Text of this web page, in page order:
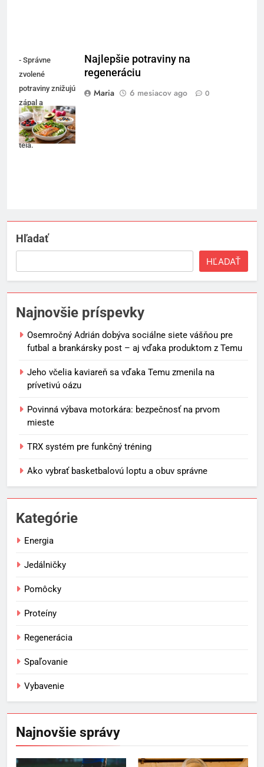
- Správne
zvolené
potraviny znižujú
zápal a
podporujú
regeneráciu
tela.
Najlepšie potraviny na
regeneráciu
Maria
6 mesiacov ago 0
Hľadať
HĽADAŤ
Najnovšie príspevky
Osemročný Adrián dobýva sociálne siete vášňou pre
futbal a brankársky post – aj vďaka produktom z Temu
Jeho včelia kaviareň sa vďaka Temu zmenila na
prívetivú oázu
Povinná výbava motorkára: bezpečnosť na prvom
mieste
TRX systém pre funkčný tréning
Ako vybrať basketbalovú loptu a obuv správne
Kategórie
Energia
Jedálničky
Pomôcky
Proteíny
Regenerácia
Spaľovanie
Vybavenie
Najnovšie správy
5
POMÔCKY